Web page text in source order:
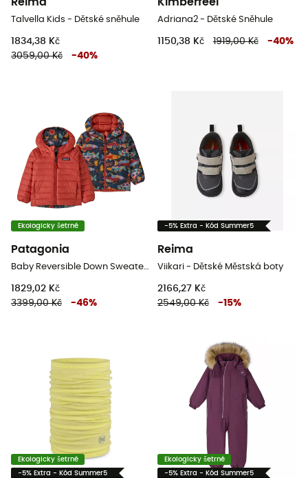
Reima
Talvella Kids - Dětské sněhule
1834,38 Kč
3059,00 Kč
-40%
Kimberfeel
Adriana2 - Dětské Sněhule
1150,38 Kč 1919,00 Kč -40%
Ekologicky šetrné
Patagonia
1829,02 Kč
3399,00 Kč
-46%
-5% Extra - Kód Summer5
Reima
Viikari - Dětské Městská boty
2166,27 Kč
2549,00 Kč
-15%
Ekologicky šetrné
-5% Extra - Kód Summer5
Ekologicky šetrné
-5% Extra - Kód Summer5